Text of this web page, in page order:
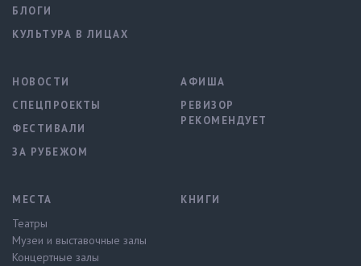
БЛОГИ
КУЛЬТУРА В ЛИЦАХ
НОВОСТИ
СПЕЦПРОЕКТЫ
ФЕСТИВАЛИ
ЗА РУБЕЖОМ
АФИША
РЕВИЗОР
РЕКОМЕНДУЕТ
МЕСТА
Театры
Музеи и выставочные залы
Концертные залы
КНИГИ